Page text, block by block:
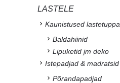
LASTELE
Kaunistused lastetuppa
Baldahiinid
Lipuketid jm deko
Istepadjad & madratsid
Põrandapadjad